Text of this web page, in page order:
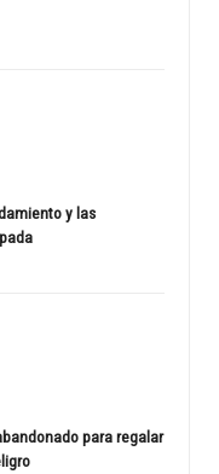
y las
para regalar